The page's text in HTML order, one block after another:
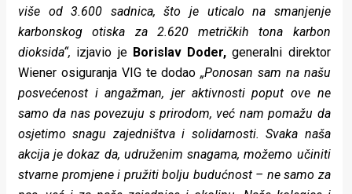
više od 3.600 sadnica, što je uticalo na smanjenje
karbonskog otiska za 2.620 metričkih tona karbon
dioksida“, izjavio je Borislav Doder,generalni direktor
Wiener osiguranja VIG te dodao„Ponosan sam na našu
posvećenost i angažman, jer aktivnosti poput ove ne
samo da nas povezuju s prirodom, već nam pomažu da
osjetimo snagu zajedništva i solidarnosti. Svaka naša
akcija je dokaz da, udruženim snagama, možemo učiniti
stvarne promjene i pružiti bolju budućnost – ne samo za